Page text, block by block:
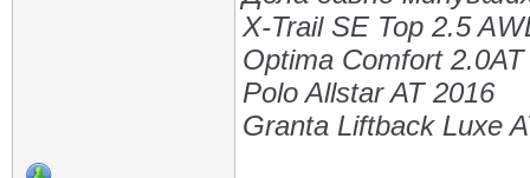
X-Trail SE Top 2.5
Optima Comfort
Polo Allstar AT 2016
Granta Liftback Luxe